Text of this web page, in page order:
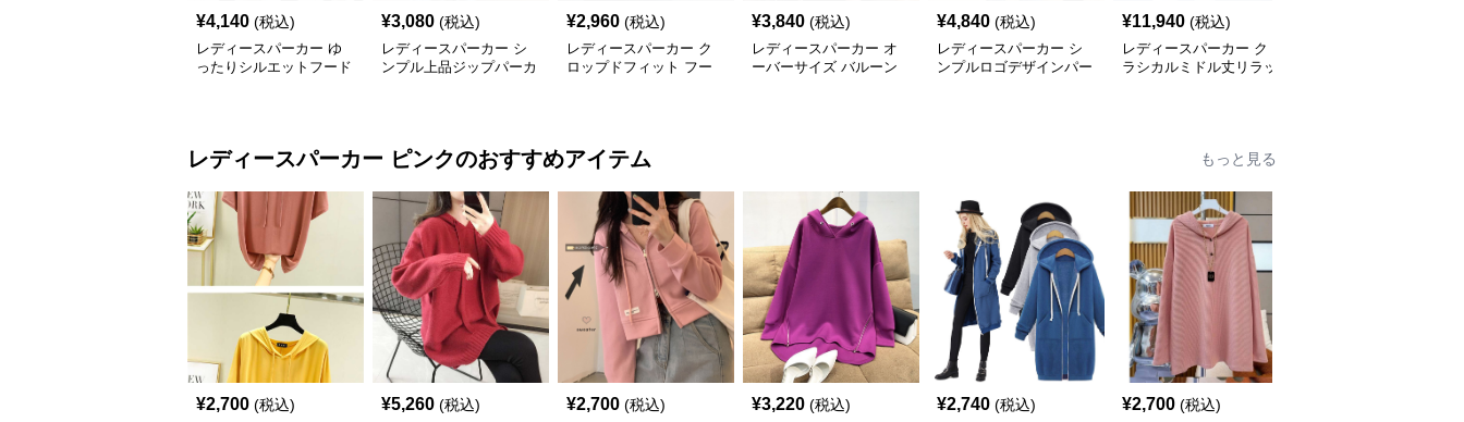
¥4,140 (税込)
レディースパーカー ゆ
ったりシルエットフード
¥3,080 (税込)
レディースパーカー シ
ンプル上品ジップパーカ
¥2,960 (税込)
レディースパーカー ク
ロップドフィット フー
¥3,840 (税込)
レディースパーカー オ
ーバーサイズ バルーン
¥4,840 (税込)
レディースパーカー シ
ンプルロゴデザインパー
¥11,940 (税込)
レディースパーカー ク
ラシカルミドル丈リラッ
レディースパーカー ピンクのおすすめアイテム もっと見る
¥2,700 (税込) ¥5,260 (税込) ¥2,700 (税込) ¥3,220 (税込) ¥2,740 (税込) ¥2,700 (税込)